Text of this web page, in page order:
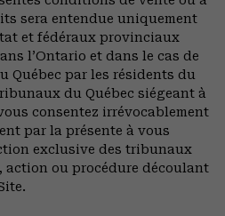
sera entendue uniquement
et fédéraux provinciaux
l’Ontario et dans le cas de
par les résidents du
du Québec siégeant à
consentez irrévocablement
par la présente à vous
exclusive des tribunaux
ou procédure découlant